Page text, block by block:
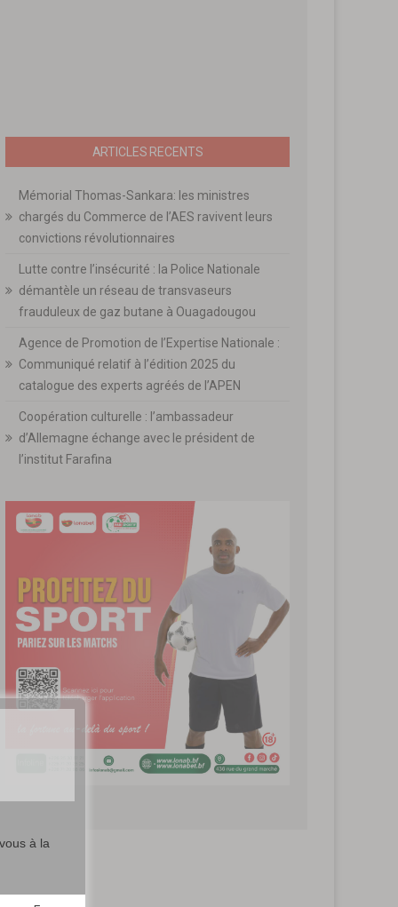
ARTICLES RECENTS
Mémorial Thomas-Sankara: les ministres
chargés du Commerce de l’AES ravivent leurs
convictions révolutionnaires
Lutte contre l’insécurité : la Police Nationale
démantèle un réseau de transvaseurs
frauduleux de gaz butane à Ouagadougou
Agence de Promotion de l’Expertise Nationale :
Communiqué relatif à l’édition 2025 du
catalogue des experts agréés de l’APEN
Coopération culturelle : l’ambassadeur
d’Allemagne échange avec le président de
l’institut Farafina
à la